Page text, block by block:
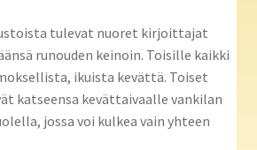
tulevat nuoret kirjoittajat
runouden keinoin. Toisille kaikki
ikuista kevättä. Toiset
katseensa kevättaivaalle vankilan
jossa voi kulkea vain yhteen